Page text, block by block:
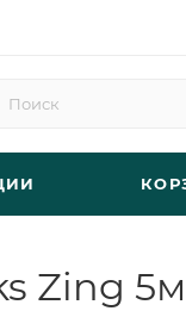
Zing